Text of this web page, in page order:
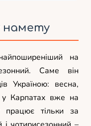
намету
на
Саме він
Україною: весна,
у Карпатах вже на
працює тільки за